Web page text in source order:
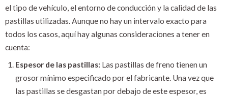
el tipo de vehículo, el entorno de conducción y la calidad de las
pastillas utilizadas. Aunque no hay un intervalo exacto para
todos los casos, aquí hay algunas consideraciones a tener en
cuenta:
Espesor de las pastillas: Las pastillas de freno tienen un
grosor mínimo especificado por el fabricante. Una vez que
las pastillas se desgastan por debajo de este espesor, es